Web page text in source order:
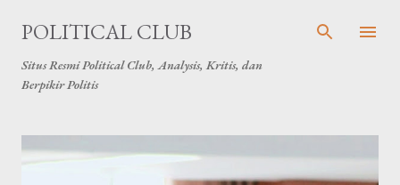
Langsung ke konten utama
POLITICAL CLUB
Situs Resmi Political Club, Analysis, Kritis, dan
Berpikir Politis